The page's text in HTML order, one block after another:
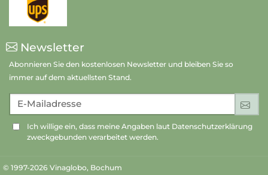
Newsletter
Abonnieren Sie den kostenlosen Newsletter und bleiben Sie so
immer auf dem aktuellsten Stand.
E-Mailadresse
Ich willige ein, dass meine Angaben laut Datenschutzerklärung
zweckgebunden verarbeitet werden.
© 1997-2026 Vinaglobo, Bochum